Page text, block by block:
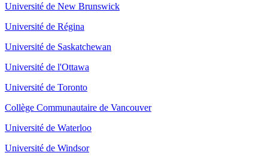
Université de New Brunswick
Université de Régina
Université de Saskatchewan
Université de l'Ottawa
Université de Toronto
Collège Communautaire de Vancouver
Université de Waterloo
Université de Windsor